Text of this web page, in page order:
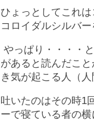
ひょっとしてこれ
コロイダルシルバ
やっぱり・・・・
があると読んだこ
き気が起こる人（
吐いたのはその時1
ーで寝ている者の横